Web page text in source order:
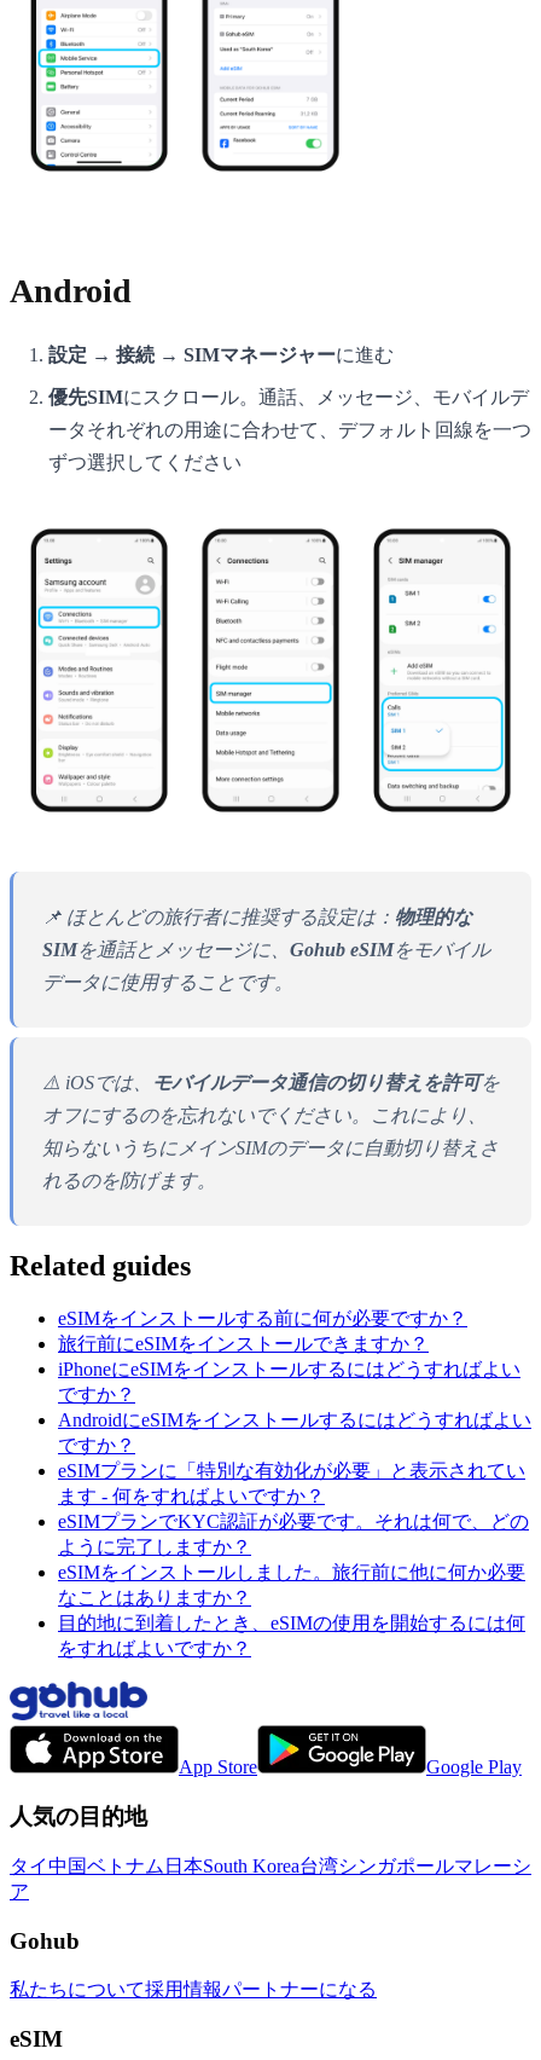
Android
設定 → 接続 → SIMマネージャーに進む
優先SIMにスクロール。通話、メッセージ、モバイルデ
ータそれぞれの用途に合わせて、デフォルト回線を一つ
ずつ選択してください
📌 ほとんどの旅行者に推奨する設定は： 物理的な
SIMを通話とメッセージに、 Gohub eSIMをモバイル
データに使用することです。
⚠️ iOSでは、 モバイルデータ通信の切り替えを許可を
オフにするのを忘れないでください。これにより、
知らないうちにメインSIMのデータに自動切り替えさ
れるのを防げます。
Related guides
eSIMをインストールする前に何が必要ですか？
旅行前にeSIMをインストールできますか？
iPhoneにeSIMをインストールするにはどうすればよい
ですか？
AndroidにeSIMをインストールするにはどうすればよい
ですか？
eSIMプランに「特別な有効化が必要」と表示されてい
ます - 何をすればよいですか？
eSIMプランでKYC認証が必要です。それは何で、どの
ように完了しますか？
eSIMをインストールしました。旅行前に他に何か必要
なことはありますか？
目的地に到着したとき、eSIMの使用を開始するには何
をすればよいですか？
App Store Google Play
人気の目的地
タイ中国ベトナム 日本South Korea台湾シンガポールマレーシ
ア
Gohub
私たちについて採用情報パートナーになる
eSIM